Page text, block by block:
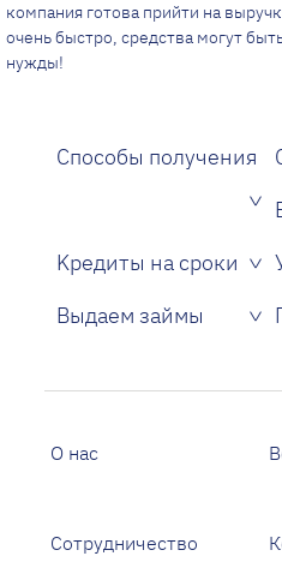
компания готова прийти на
очень быстро, средства могут
нужды!
Способы получения
Kредиты на сроки
Выдаем займы
О нас
Сотрудничество